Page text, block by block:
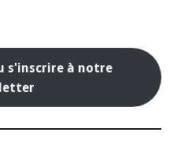
s'inscrire à notre